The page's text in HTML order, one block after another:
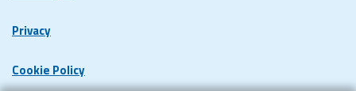
Privacy
Cookie Policy